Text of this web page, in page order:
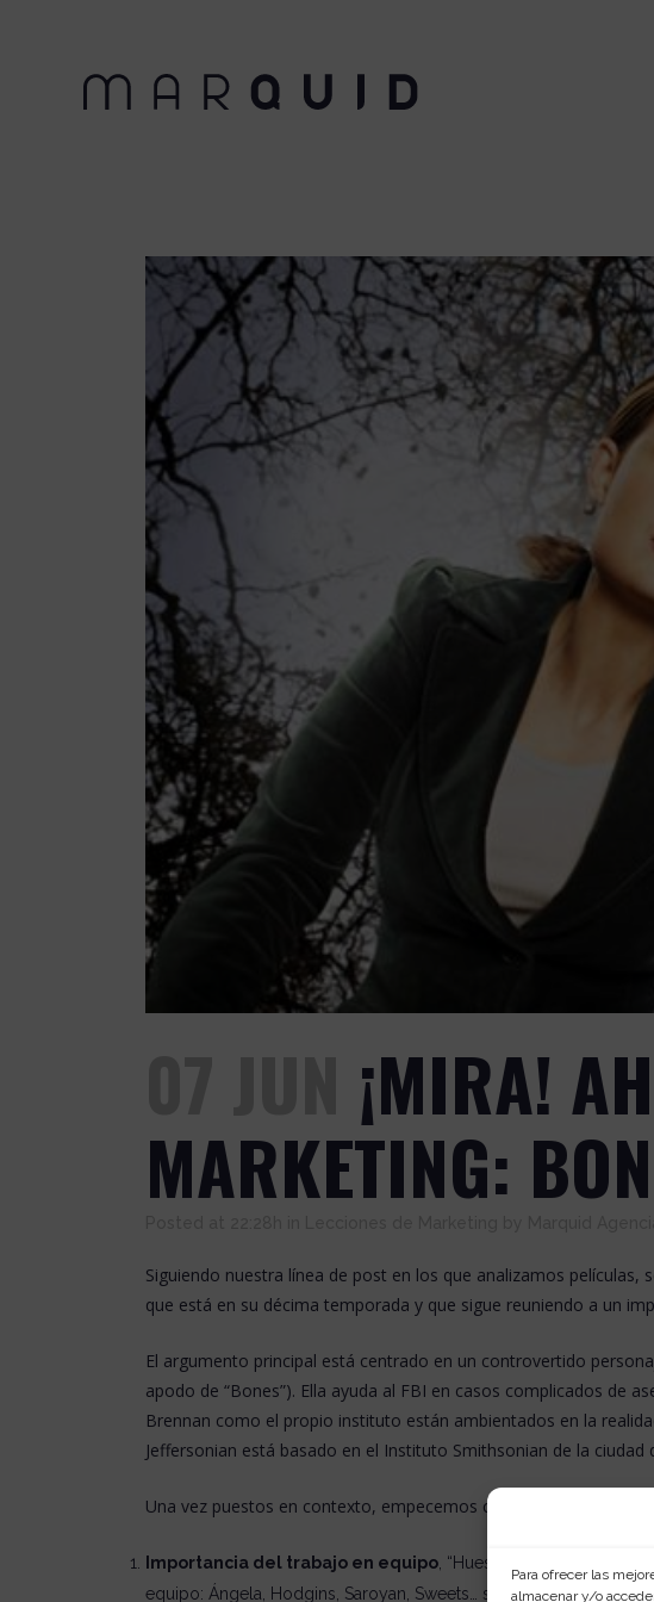
Para ofrecer las
almacenar y/o
¡MIRA!
MARKETING:
Siguiendo nuestra línea de post en los que analizamos
que está en su décima temporada y que sigue reuniendo a un
El argumento principal está centrado en un controvertido
apodo de “Bones”). Ella ayuda al FBI en casos complicados de
Brennan como el propio instituto están ambientados en la
Jeffersonian está basado en el Instituto Smithsonian de la ciudad
Una vez puestos en contexto, empecemos con las lecciones de
Importancia del trabajo en equipo , “Huesos” es una
equipo: Ángela, Hodgins, Saroyan, Sweets… sin ellos, los